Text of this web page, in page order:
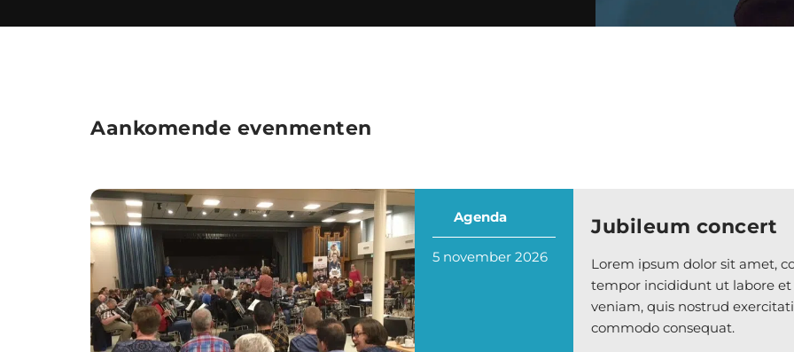
Aankomende evenmenten
Agenda
5 november 2026
Jubileum concert
Lorem ipsum dolor sit amet,
tempor incididunt ut labore
veniam, quis nostrud
commodo consequat.